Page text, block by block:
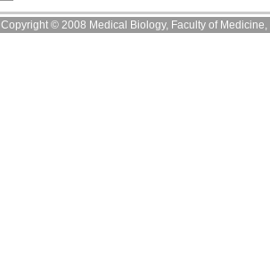
Copyright © 2008 Medical Biology, Faculty of